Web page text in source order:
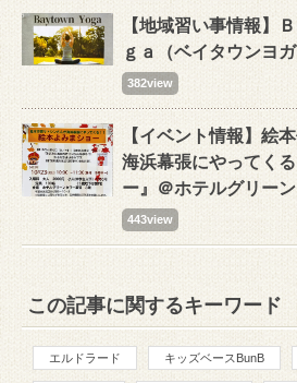
【地域習い事情報】
ｇａ（ベイタウンヨガ
382view
【イベント情報】絵
海浜幕張にやってく
ー』＠ホテルグリー
443view
この記事に関するキーワード
エルドラード キッズベースBunB